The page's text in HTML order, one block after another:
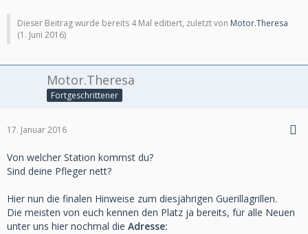
Dieser Beitrag wurde bereits 4 Mal editiert, zuletzt von Motor.Theresa
(1. Juni 2016)
Motor.Theresa
Fortgeschrittener
17. Januar 2016
Von welcher Station kommst du?
Sind deine Pfleger nett?
Hier nun die finalen Hinweise zum diesjährigen Guerillagrillen.
Die meisten von euch kennen den Platz ja bereits, für alle Neuen
unter uns hier nochmal die Adresse: